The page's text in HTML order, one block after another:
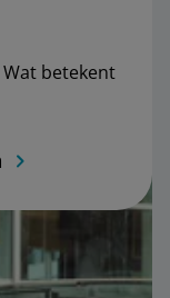
betekent